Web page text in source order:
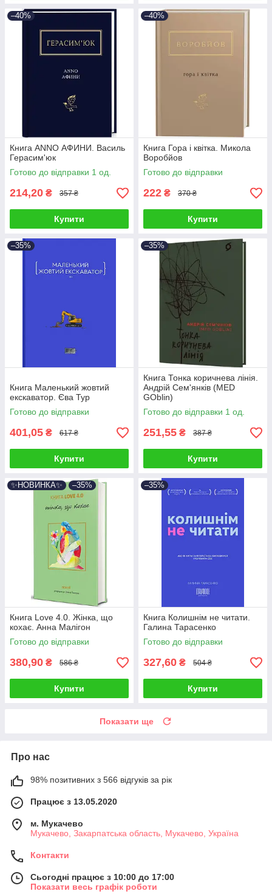
–40%
Книга ANNO АФИНИ. Василь
Герасим'юк
Готово до відправки 1 од.
214,20 ₴ 357 ₴
Купити
–40%
Книга Гора і квітка. Микола
Воробйов
Готово до відправки
222 ₴ 370 ₴
Купити
–35%
Книга Маленький жовтий
екскаватор. Єва Тур
Готово до відправки
401,05 ₴ 617 ₴
Купити
–35%
Книга Тонка коричнева лінія.
Андрій Сем'янків (MED
GOblin)
Готово до відправки 1 од.
251,55 ₴ 387 ₴
Купити
✨НОВИНКА✨ –35%
Книга Love 4.0. Жінка, що
кохає. Анна Малігон
Готово до відправки
380,90 ₴ 586 ₴
Купити
–35%
Книга Колишнім не читати.
Галина Тарасенко
Готово до відправки
327,60 ₴ 504 ₴
Купити
Показати ще
Про нас
98% позитивних з 566 відгуків за рік
Працює з 13.05.2020
м. Мукачево
Мукачево, Закарпатська область, Мукачево, Україна
Контакти
Сьогодні працює з 10:00 до 17:00
Показати весь графік роботи